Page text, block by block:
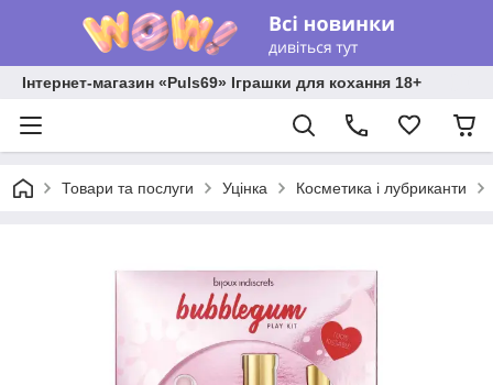
Інтернет-магазин «Puls69» Іграшки для кохання 18+
Товари та послуги Уцінка Косметика і лубриканти